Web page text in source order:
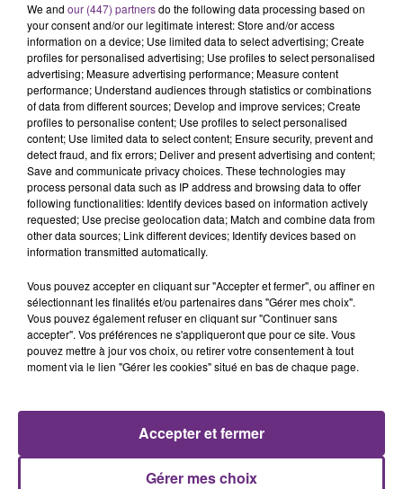
7 août 2026
LA CENTRALE NUCLÉAIRE DE CHOOZ
TOUJOURS À L'ARRÊT
Cela fait déjà une semaine que la centrale
nucléaire ardennaise est à l'arrêt. Une situation
justifiée par la sécheresse intense qui est toujours
présente.
7 août 2026
LE MAGASIN JOUÉCLUB DE REIMS FERME
SES PORTES
rémois. Le magasin JouéClub est contraint de
fermer ses portes.
TITRES DIFFUSÉS
We and our (447) partnersdo the following data processing based on
your consent and/or our legitimate interest: Store and/or access
information on a device; Use limited data to select advertising; Create
profiles for personalised advertising; Use profiles to select personalised
advertising; Measure advertising performance; Measure content
performance; Understand audiences through statistics or combinations
of data from different sources; Develop and improve services; Create
profiles to personalise content; Use profiles to select personalised
content; Use limited data to select content; Ensure security, prevent and
detect fraud, and fix errors; Deliver and present advertising and content;
Save and communicate privacy choices. These technologies may
process personal data such as IP address and browsing data to offer
following functionalities: Identify devices based on information actively
requested; Use precise geolocation data; Match and combine data from
other data sources; Link different devices; Identify devices based on
information transmitted automatically.
Vous pouvez accepter en cliquant sur "Accepter et fermer", ou affiner en
sélectionnant les finalités et/ou partenaires dans "Gérer mes choix".
Vous pouvez également refuser en cliquant sur "Continuer sans
accepter". Vos préférences ne s'appliqueront que pour ce site. Vous
pouvez mettre à jour vos choix, ou retirer votre consentement à tout
moment via le lien "Gérer les cookies" situé en bas de chaque page.
Gérer mes choix
Accepter et fermer